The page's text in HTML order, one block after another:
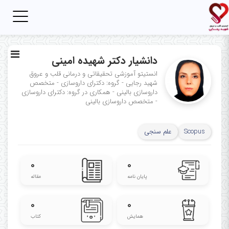
دانشیار دکتر شهیده امینی
انستیتو آموزشی تحقیقاتی و درمانی قلب و عروق
شهید رجایی - گروه: دکترای داروسازی - متخصص
داروسازی بالینی - همکاری در گروه: دکترای داروسازی
- متخصص داروسازی بالینی
Scopus علم سنجی
۰
پایان نامه
۰
مقاله
۰
همایش
۰
کتاب